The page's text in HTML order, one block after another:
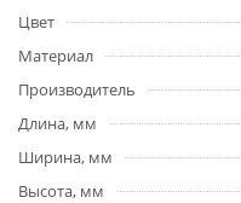
Цвет
Материал
Производитель
Длина, мм
Ширина, мм
Высота, мм